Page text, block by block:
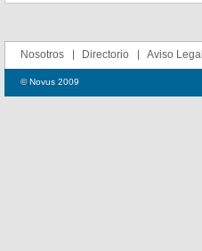
Nosotros Directorio Aviso Legal
© Novus 2009